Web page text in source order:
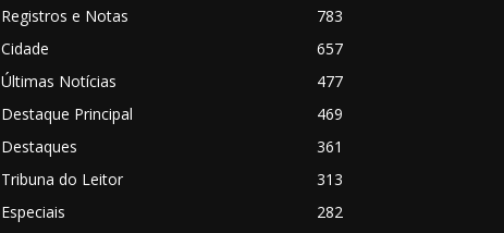
Registros e Notas
783
Cidade
657
Últimas Notícias
477
Destaque Principal
469
Destaques
361
Tribuna do Leitor
313
Especiais
282